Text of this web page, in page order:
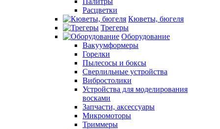
Расцветки
Кюветы, бюгеля
Трегеры
Оборудование
Вакуумформеры
Горелки
Пылесосы и боксы
Сверлильные устройства
Вибростолики
Устройства для моделирования
восками
Запчасти, аксессуары
Микромоторы
Триммеры